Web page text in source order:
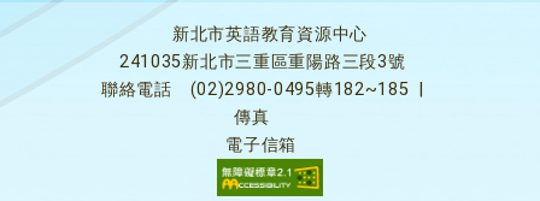
新北市英語教育資源中心
241035新北市三重區重陽路三段3號
聯絡電話
(02)2980-0495轉182~185
傳真
電子信箱